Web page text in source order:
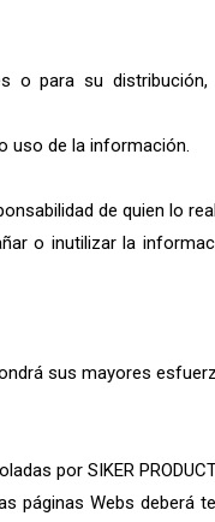
o para su
uso de la información.
de quien lo
o inutilizar la
sus mayores
por SIKER
páginas Webs deberá